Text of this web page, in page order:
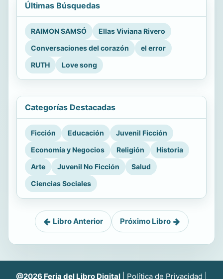
Últimas Búsquedas
RAIMON SAMSÓ
Ellas Viviana Rivero
Conversaciones del corazón
el error
RUTH
Love song
Categorías Destacadas
Ficción Educación
Juvenil Ficción
Economía y Negocios
Religión
Historia
Arte
Juvenil No Ficción
Salud
Ciencias Sociales
Libro Anterior Próximo Libro
@2026 Feria del Libro Digital Política de Privacidad